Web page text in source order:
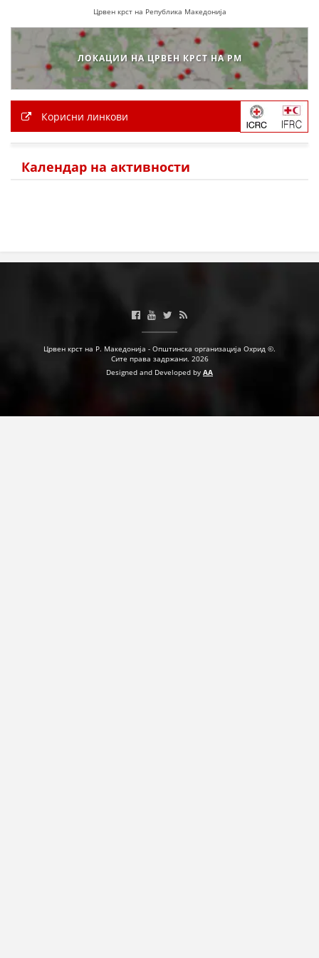
ФОРМУЛАРИ ЗА БАРАЊА
ЗДРАВСТВЕНО ПРЕВЕНТИВНА ДЕЈНОСТ
КРВОДАРИТЕЛСТВО
ПРИРАЧНИЦИ
ЕДУКАТИВНО ИНФОРМАТИВНИ МАТЕРИЈАЛИ
Црвен крст на Република Македонија
ЛОКАЦИИ НА ЦРВЕН КРСТ НА РМ
Корисни линкови
Календар на активности
Црвен крст на Р. Македонија - Општинска организација Охрид ©.
Сите права задржани. 2026
Designed and Developed by AA